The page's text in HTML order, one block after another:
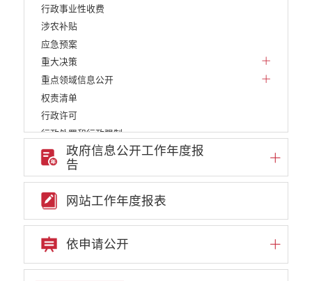
行政事业性收费
涉农补贴
应急预案
重大决策
重点领域信息公开
权责清单
行政许可
行政处罚和行政强制
减税降费
稳岗就业
生态环境
义务教育
医疗卫生
政府信息公开工作年度报
告
网站工作年度报表
依申请公开